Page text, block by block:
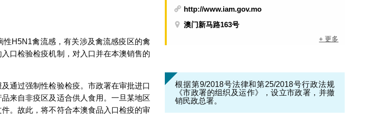
H5N1禽流感，有关涉及禽流感疫区的禽
口检验检疫机制，对入口并在本澳销售的
通过强制性检验检疫。市政署在审批进口
来自非疫区及适合供人食用。一旦某地区
。故此，将不符合本澳食品入口检疫的审
http://www.iam.gov.mo
澳门新马路163号
+ 更多
根据第9/2018号法律和第25/2018号行政法规
《市政署的组织及运作》，设立市政署，并撤
销民政总署。